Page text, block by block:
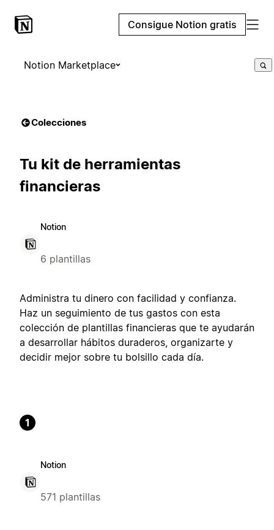
Consigue Notion gratis
Notion Marketplace
Colecciones
Tu kit de herramientas
financieras
Notion
6 plantillas
Administra tu dinero con facilidad y confianza.
Haz un seguimiento de tus gastos con esta
colección de plantillas financieras que te ayudarán
a desarrollar hábitos duraderos, organizarte y
decidir mejor sobre tu bolsillo cada día.
1
Notion
571 plantillas